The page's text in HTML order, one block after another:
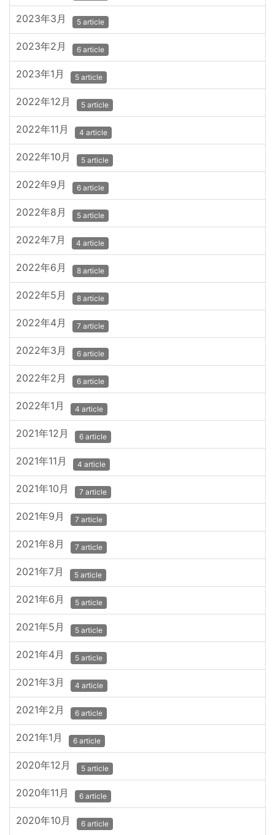
2023年3月 5 article
2023年2月 6 article
2023年1月 5 article
2022年12月 5 article
2022年11月 4 article
2022年10月 5 article
2022年9月 6 article
2022年8月 5 article
2022年7月 4 article
2022年6月 8 article
2022年5月 8 article
2022年4月 7 article
2022年3月 6 article
2022年2月 6 article
2022年1月 4 article
2021年12月 6 article
2021年11月 4 article
2021年10月 7 article
2021年9月 7 article
2021年8月 7 article
2021年7月 5 article
2021年6月 5 article
2021年5月 5 article
2021年4月 5 article
2021年3月 4 article
2021年2月 6 article
2021年1月 6 article
2020年12月 5 article
2020年11月 6 article
2020年10月 6 article